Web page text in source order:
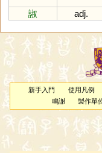
諔
adj.
新手入門 使用凡例
鳴謝
製作單